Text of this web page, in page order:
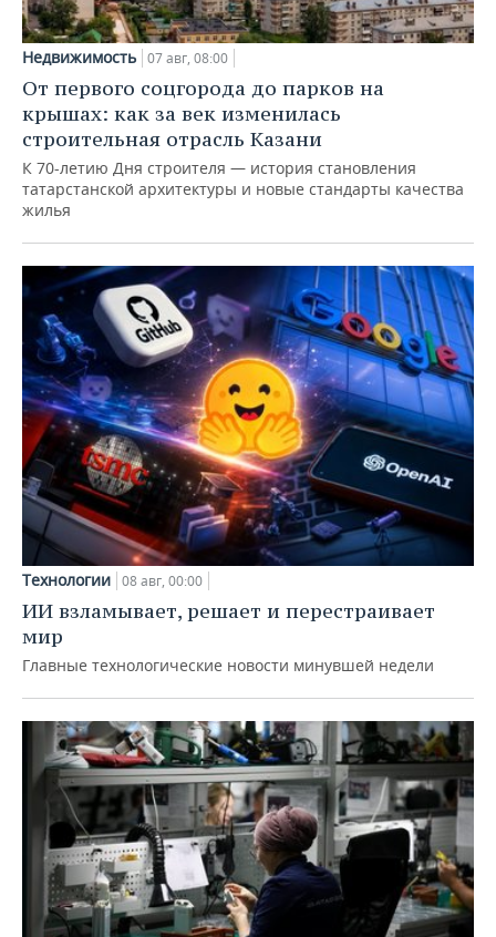
Недвижимость 07 авг, 08:00
От первого соцгорода до парков на
крышах: как за век изменилась
строительная отрасль Казани
К 70-летию Дня строителя — история становления
татарстанской архитектуры и новые стандарты качества
жилья
Технологии 08 авг, 00:00
ИИ взламывает, решает и перестраивает
мир
Главные технологические новости минувшей недели